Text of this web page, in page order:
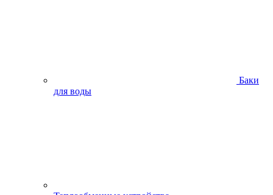
Баки
для воды